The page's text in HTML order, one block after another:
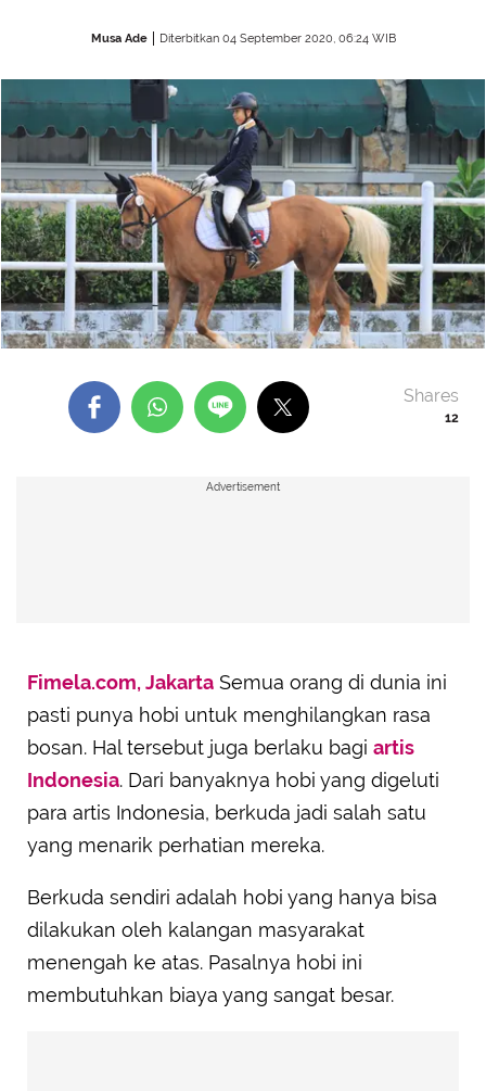
Musa Ade Diterbitkan 04 September 2020, 06:24 WIB
12
Shares
Advertisement
Fimela.com, Jakarta Semua orang di dunia ini
pasti punya hobi untuk menghilangkan rasa
bosan. Hal tersebut juga berlaku bagi artis
Indonesia. Dari banyaknya hobi yang digeluti
para artis Indonesia, berkuda jadi salah satu
yang menarik perhatian mereka.
Berkuda sendiri adalah hobi yang hanya bisa
dilakukan oleh kalangan masyarakat
menengah ke atas. Pasalnya hobi ini
membutuhkan biaya yang sangat besar.